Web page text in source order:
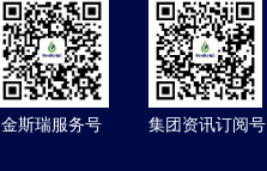
金斯瑞服务号 集团资讯订阅号